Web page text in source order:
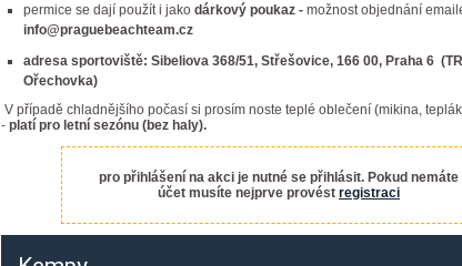
permice se dají použít i jako dárkový poukaz - možnost objednání
info@praguebeachteam.cz
adresa sportoviště: Sibeliova 368/51, Střešovice, 166 00, Praha 6
Ořechovka)
V případě chladnějšího počasí si prosím noste teplé oblečení (mikina,
- platí pro letní sezónu (bez haly).
pro přihlášení na akci je nutné se přihlásit. Pokud nemáte
účet musíte nejprve provést registraci